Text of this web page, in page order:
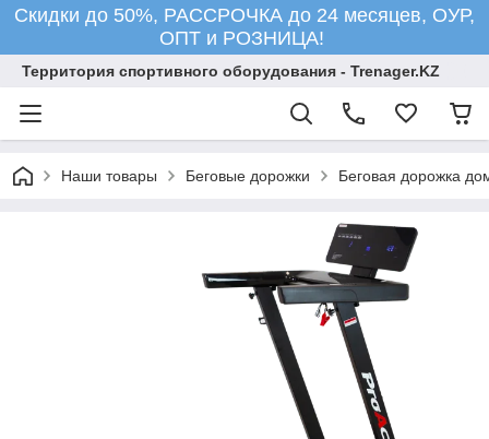
Скидки до 50%, РАССРОЧКА до 24 месяцев, ОУР,
ОПТ и РОЗНИЦА!
Территория спортивного оборудования - Trenager.KZ
Наши товары Беговые дорожки Беговая дорожка